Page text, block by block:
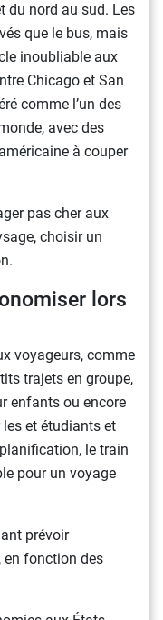
du nord au sud. Les
que le bus, mais
inoubliable aux
Chicago et San
comme l’un des
avec des
à couper
pas cher aux
choisir un
lors
voyageurs, comme
trajets en groupe,
enfants ou encore
et étudiants et
le train
pour un voyage
prévoir
en fonction des